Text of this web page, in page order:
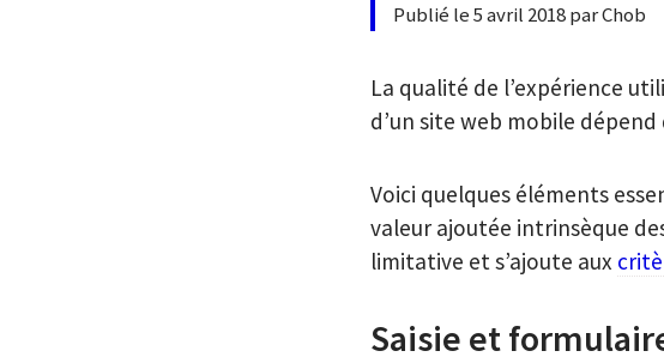
Publié le 5 avril 2018 par Chob
La qualité de l’expérience
d’un site web mobile
Voici quelques éléments
valeur ajoutée intrinsèque
limitative et s’ajoute aux
Saisie et